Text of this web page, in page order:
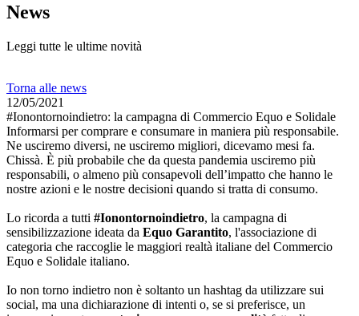
News
Leggi tutte le ultime novità
Torna alle news
12/05/2021
#Ionontornoindietro: la campagna di Commercio Equo e Solidale
Informarsi per comprare e consumare in maniera più responsabile.
Ne usciremo diversi, ne usciremo migliori, dicevamo mesi fa.
Chissà. È più probabile che da questa pandemia usciremo più
responsabili, o almeno più consapevoli dell’impatto che hanno le
nostre azioni e le nostre decisioni quando si tratta di consumo.
Lo ricorda a tutti #Ionontornoindietro, la campagna di
sensibilizzazione ideata da Equo Garantito, l'associazione di
categoria che raccoglie le maggiori realtà italiane del Commercio
Equo e Solidale italiano.
Io non torno indietro non è soltanto un hashtag da utilizzare sui
social, ma una dichiarazione di intenti o, se si preferisce, un